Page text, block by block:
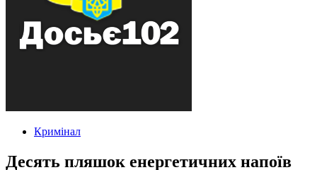
Кримінал
Десять пляшок енергетичних напоїв